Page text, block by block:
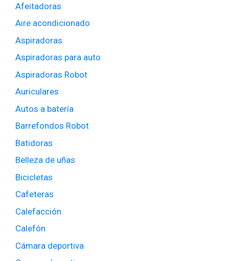
Afeitadoras
Aire acondicionado
Aspiradoras
Aspiradoras para auto
Aspiradoras Robot
Auriculares
Autos a batería
Barrefondos Robot
Batidoras
Belleza de uñas
Bicicletas
Cafeteras
Calefacción
Calefón
Cámara deportiva